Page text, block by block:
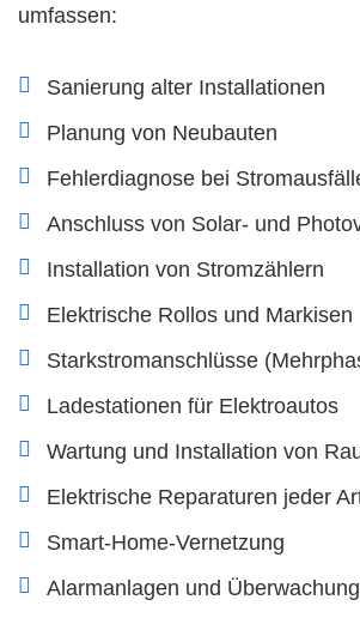
umfassen:
Sanierung alter Installationen
Planung von Neubauten
Fehlerdiagnose bei
Anschluss von Solar- und
Installation von Stromzählern
Elektrische Rollos und Markisen
Starkstromanschlüsse
Ladestationen für Elektroautos
Wartung und Installation von
Elektrische Reparaturen jeder
Smart-Home-Vernetzung
Alarmanlagen und